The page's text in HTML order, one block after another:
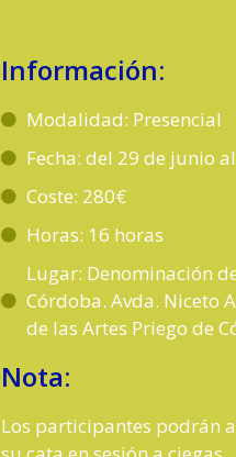
Información:
Modalidad: Presencial
Fecha: del 29 de junio
Coste: 280€
Horas: 16 horas
Lugar: Denominación
Córdoba. Avda. Niceto
de las Artes Priego de
Nota:
Los participantes podrán